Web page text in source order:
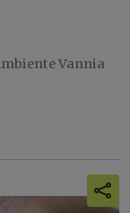
Vannia